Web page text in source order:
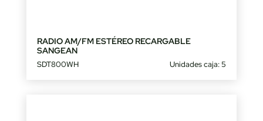
RADIO AM/FM ESTÉREO RECARGABLE
SANGEAN
SDT800WH Unidades caja: 5